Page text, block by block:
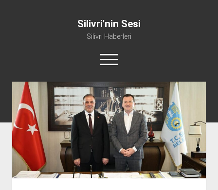
Silivri'nin Sesi
Silivri Haberleri
m
e
ü
y
ü
a
facebook youtube silivri@silivrininsesi1.com whatsapp
Manifesto
Gündem
Haber
Spor
Künye ve İletişim